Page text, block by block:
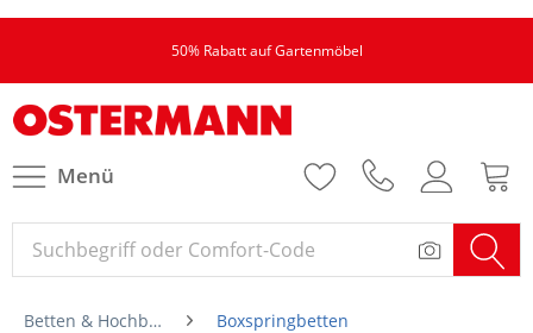
50% Rabatt auf Gartenmöbel
Menü
Betten & Hochbetten Boxspringbetten